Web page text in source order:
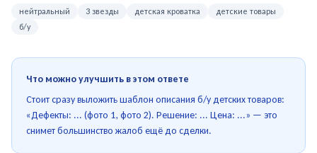
нейтральный 3 звезды детская кроватка
детские товары
б/у
Что можно улучшить в этом ответе
Стоит сразу выложить шаблон описания б/у детских товаров:
«Дефекты: ... (фото 1, фото 2). Решение: ... Цена: ...» — это
снимет большинство жалоб ещё до сделки.